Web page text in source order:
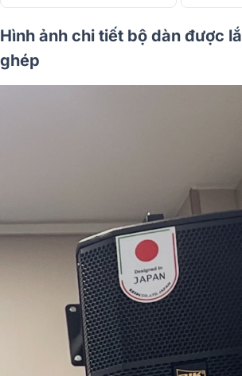
Hình ảnh chi tiết bộ dàn được
ghép